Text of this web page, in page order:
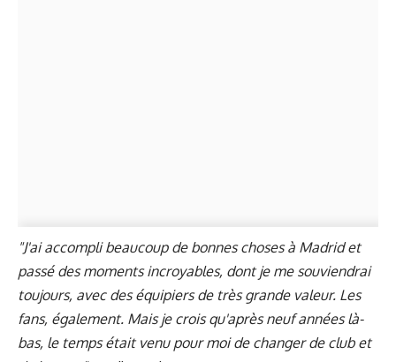
"J'ai accompli beaucoup de bonnes choses à Madrid et
passé des moments incroyables, dont je me souviendrai
toujours, avec des équipiers de très grande valeur. Les
fans, également. Mais je crois qu'après neuf années là-
bas, le temps était venu pour moi de changer de club et